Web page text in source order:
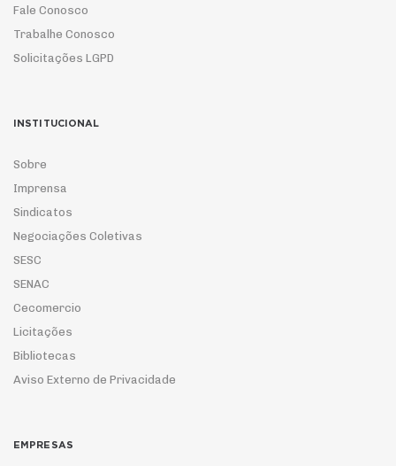
Fale Conosco
Trabalhe Conosco
Solicitações LGPD
INSTITUCIONAL
Sobre
Imprensa
Sindicatos
Negociações Coletivas
SESC
SENAC
Cecomercio
Licitações
Bibliotecas
Aviso Externo de Privacidade
EMPRESAS